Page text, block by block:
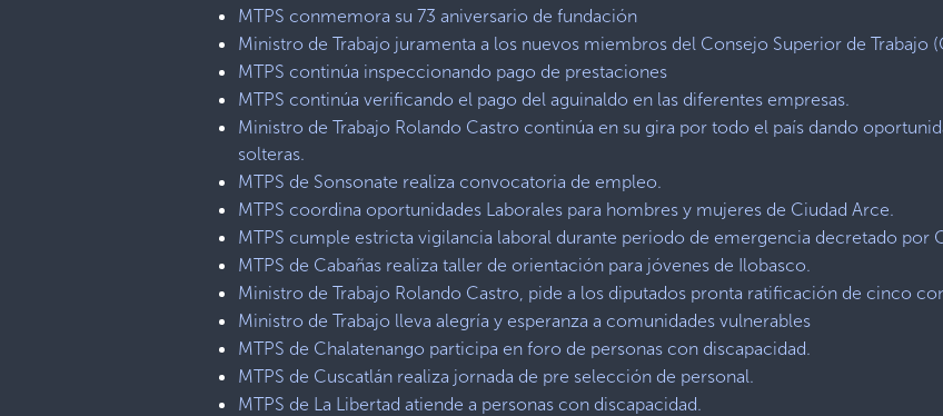
MTPS conmemora su 73 aniversario de fundación
Ministro de Trabajo juramenta a los nuevos miembros del Consejo Superior de Trabajo
MTPS continúa inspeccionando pago de prestaciones
MTPS continúa verificando el pago del aguinaldo en las diferentes empresas.
Ministro de Trabajo Rolando Castro continúa en su gira por todo el país dando
solteras.
MTPS de Sonsonate realiza convocatoria de empleo.
MTPS coordina oportunidades Laborales para hombres y mujeres de Ciudad Arce.
MTPS cumple estricta vigilancia laboral durante periodo de emergencia decretado por
MTPS de Cabañas realiza taller de orientación para jóvenes de Ilobasco.
Ministro de Trabajo Rolando Castro, pide a los diputados pronta ratificación de cinco
Ministro de Trabajo lleva alegría y esperanza a comunidades vulnerables
MTPS de Chalatenango participa en foro de personas con discapacidad.
MTPS de Cuscatlán realiza jornada de pre selección de personal.
MTPS de La Libertad atiende a personas con discapacidad.